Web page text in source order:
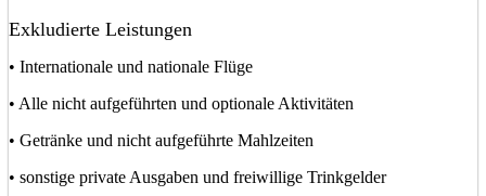
Exkludierte Leistungen
• Internationale und nationale Flüge
• Alle nicht aufgeführten und optionale Aktivitäten
• Getränke und nicht aufgeführte Mahlzeiten
• sonstige private Ausgaben und freiwillige Trinkgelder